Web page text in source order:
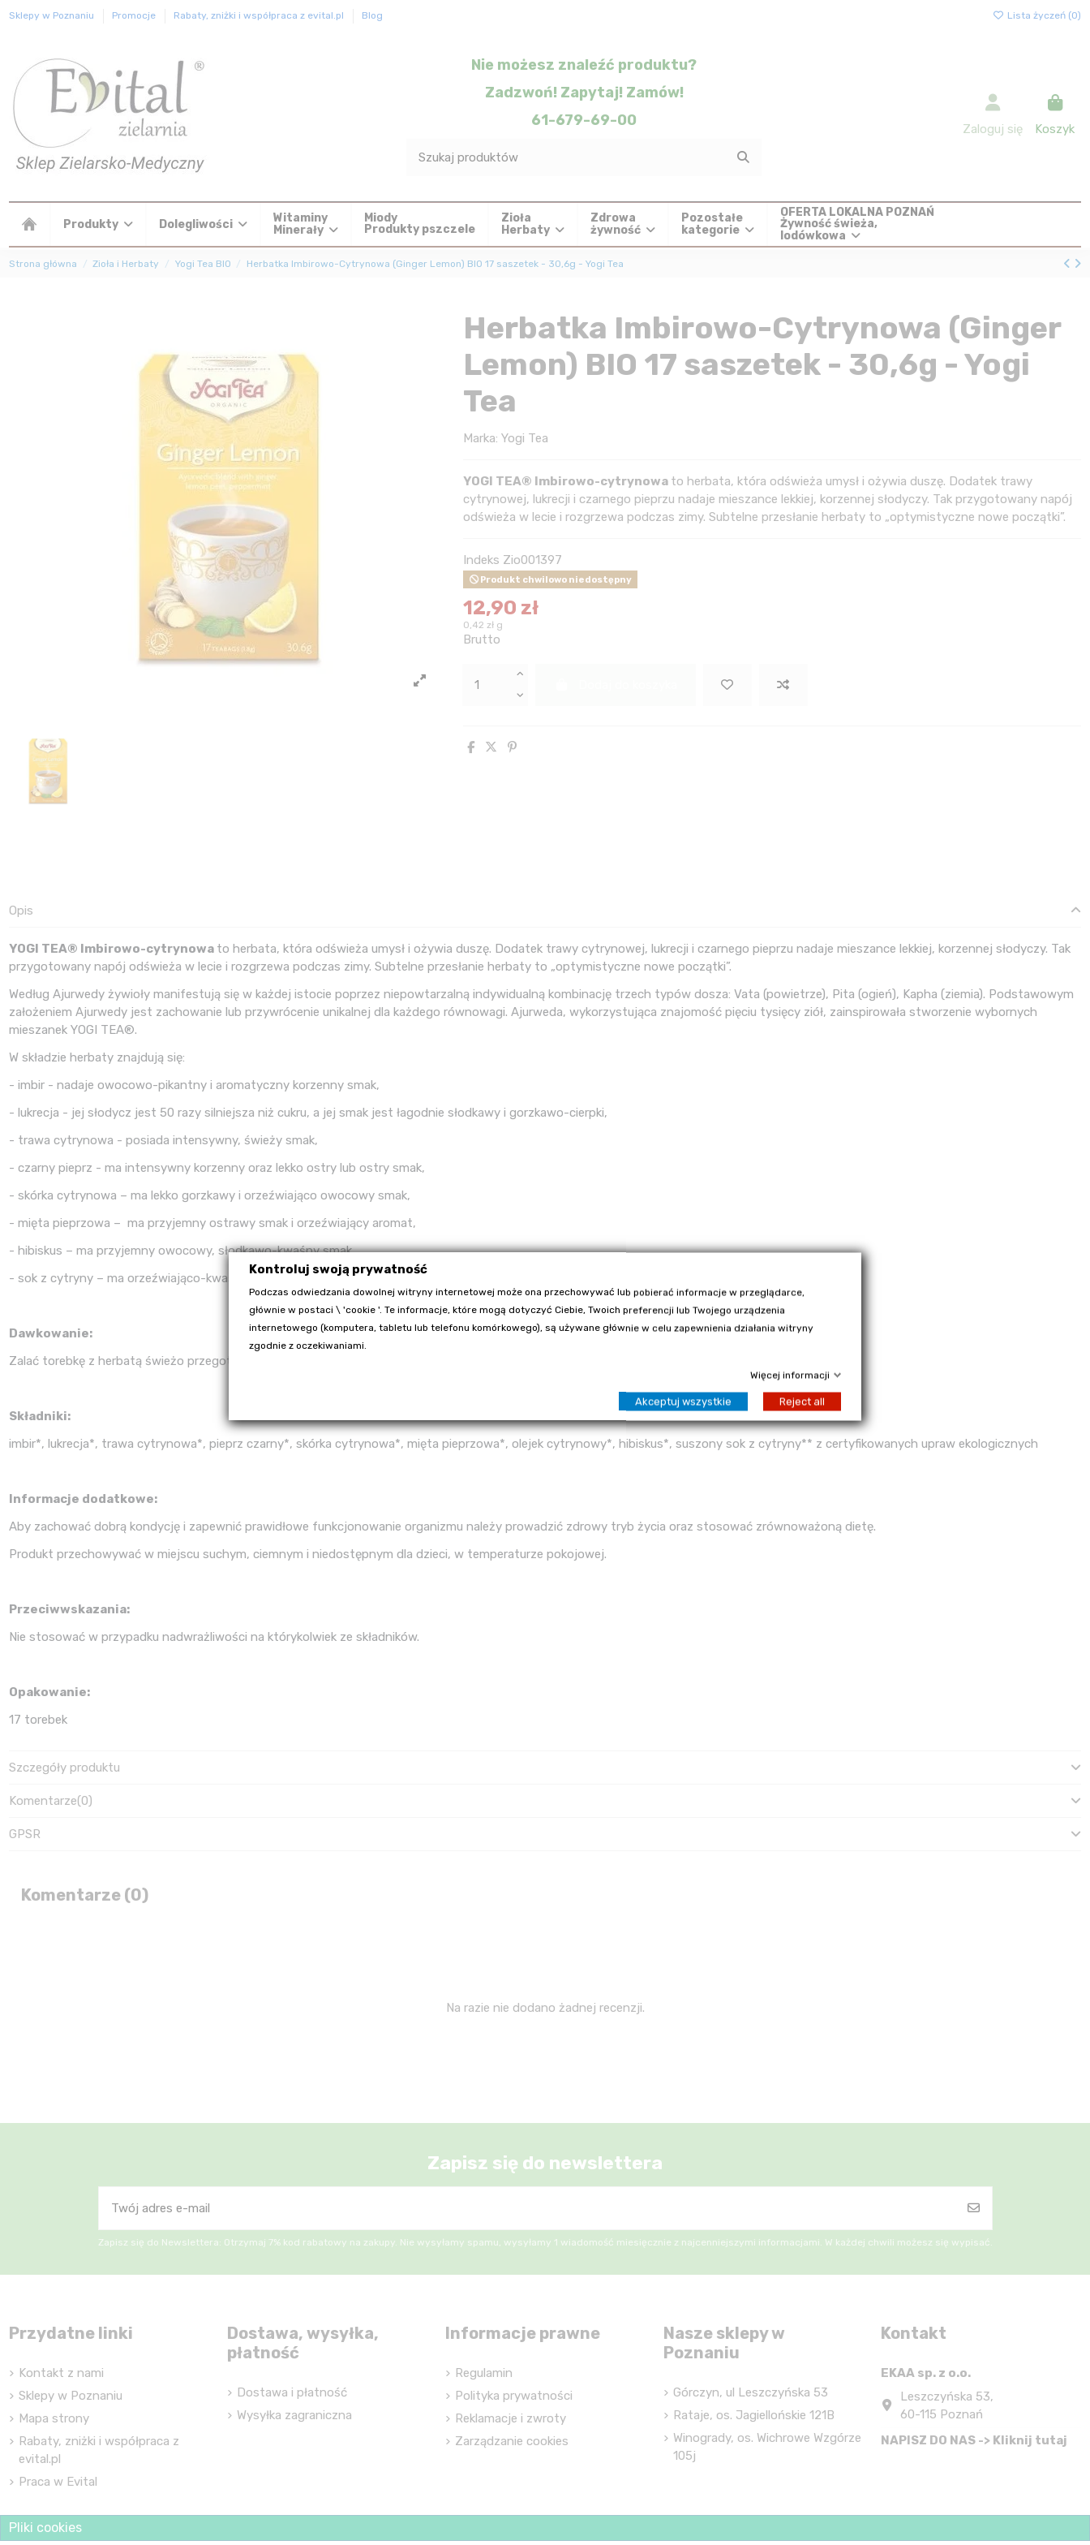
Sklepy w Poznaniu Promocje Rabaty, zniżki i współpraca z evital.pl Blog Lista życzeń (0)
Nie możesz znaleźć produktu?
Zadzwoń! Zapytaj! Zamów!
61-679-69-00
Zaloguj się Koszyk
Produkty Dolegliwości
Witaminy
Minerały
Miody
Produkty pszczele
Zioła
Herbaty
Zdrowa
żywność
Pozostałe
kategorie
OFERTA LOKALNA POZNAŃ
Żywność świeża,
lodówkowa
Strona główna Zioła i Herbaty Yogi Tea BIO Herbatka Imbirowo-Cytrynowa (Ginger Lemon) BIO 17 saszetek - 30,6g - Yogi Tea
Herbatka Imbirowo-Cytrynowa (Ginger
Lemon) BIO 17 saszetek - 30,6g - Yogi
Tea
Marka: Yogi Tea
YOGI TEA® Imbirowo-cytrynowa to herbata, która odświeża umysł i ożywia duszę. Dodatek trawy
cytrynowej, lukrecji i czarnego pieprzu nadaje mieszance lekkiej, korzennej słodyczy. Tak przygotowany napój
odświeża w lecie i rozgrzewa podczas zimy. Subtelne przesłanie herbaty to „optymistyczne nowe początki”.
Indeks Zio001397
Produkt chwilowo niedostępny
12,90 zł
0,42 zł g
Brutto
Opis
YOGI TEA® Imbirowo-cytrynowa to herbata, która odświeża umysł i ożywia duszę. Dodatek trawy cytrynowej, lukrecji i czarnego pieprzu nadaje mieszance lekkiej, korzennej słodyczy. Tak
przygotowany napój odświeża w lecie i rozgrzewa podczas zimy. Subtelne przesłanie herbaty to „optymistyczne nowe początki”.
Według Ajurwedy żywioły manifestują się w każdej istocie poprzez niepowtarzalną indywidualną kombinację trzech typów dosza: Vata (powietrze), Pita (ogień), Kapha (ziemia). Podstawowym
założeniem Ajurwedy jest zachowanie lub przywrócenie unikalnej dla każdego równowagi. Ajurweda, wykorzystująca znajomość pięciu tysięcy ziół, zainspirowała stworzenie wybornych
mieszanek YOGI TEA®.
W składzie herbaty znajdują się:
- imbir - nadaje owocowo-pikantny i aromatyczny korzenny smak,
- lukrecja - jej słodycz jest 50 razy silniejsza niż cukru, a jej smak jest łagodnie słodkawy i gorzkawo-cierpki,
- trawa cytrynowa - posiada intensywny, świeży smak,
- czarny pieprz - ma intensywny korzenny oraz lekko ostry lub ostry smak,
- skórka cytrynowa – ma lekko gorzkawy i orzeźwiająco owocowy smak,
- mięta pieprzowa – ma przyjemny ostrawy smak i orzeźwiający aromat,
- hibiskus – ma przyjemny owocowy, słodkawo-kwaśny smak,
- sok z cytryny – ma orzeźwiająco-kwaśny smak.
Dawkowanie:
Zalać torebkę z herbatą świeżo przegotowaną wodą i pozostawić do zaparzenia na 5-7 minut.
Składniki:
imbir*, lukrecja*, trawa cytrynowa*, pieprz czarny*, skórka cytrynowa*, mięta pieprzowa*, olejek cytrynowy*, hibiskus*, suszony sok z cytryny** z certyfikowanych upraw ekologicznych
Informacje dodatkowe:
Aby zachować dobrą kondycję i zapewnić prawidłowe funkcjonowanie organizmu należy prowadzić zdrowy tryb życia oraz stosować zrównoważoną dietę.
Produkt przechowywać w miejscu suchym, ciemnym i niedostępnym dla dzieci, w temperaturze pokojowej.
Przeciwwskazania:
Nie stosować w przypadku nadwrażliwości na którykolwiek ze składników.
Opakowanie:
17 torebek
Szczegóły produktu
Komentarze(0)
GPSR
Komentarze (0)
Na razie nie dodano żadnej recenzji.
Zapisz się do newslettera
Zapisz się do Newslettera: Otrzymaj 7% kod rabatowy na zakupy. Nie wysyłamy spamu, wysyłamy 1 wiadomość miesięcznie z najcenniejszymi informacjami. W każdej chwili możesz się wypisać.
Przydatne linki
Kontakt z nami
Sklepy w Poznaniu
Mapa strony
Rabaty, zniżki i współpraca z
evital.pl
Praca w Evital
Dostawa, wysyłka,
płatność
Dostawa i płatność
Wysyłka zagraniczna
Informacje prawne
Regulamin
Polityka prywatności
Reklamacje i zwroty
Zarządzanie cookies
Nasze sklepy w
Poznaniu
Górczyn, ul Leszczyńska 53
Rataje, os. Jagiellońskie 121B
Winogrady, os. Wichrowe Wzgórze
105j
Kontakt
EKAA sp. z o.o.
Leszczyńska 53,
60-115 Poznań
NAPISZ DO NAS -> Kliknij tutaj
Pliki cookies
Kontroluj swoją prywatność
Podczas odwiedzania dowolnej witryny internetowej może ona przechowywać lub pobierać informacje w przeglądarce,
głównie w postaci \ 'cookie '. Te informacje, które mogą dotyczyć Ciebie, Twoich preferencji lub Twojego urządzenia
internetowego (komputera, tabletu lub telefonu komórkowego), są używane głównie w celu zapewnienia działania witryny
zgodnie z oczekiwaniami.
Więcej informacji
Akceptuj wszystkie Reject all